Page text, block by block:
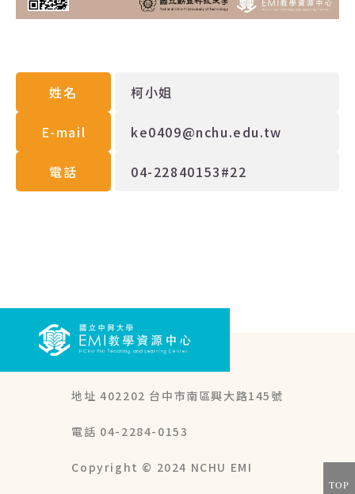
姓名 柯小姐
E-mail ke0409@nchu.edu.tw
電話 04-22840153#22
地址 402202 台中市南區興大路145號
電話 04-2284-0153
Copyright © 2024 NCHU EMI
TOP